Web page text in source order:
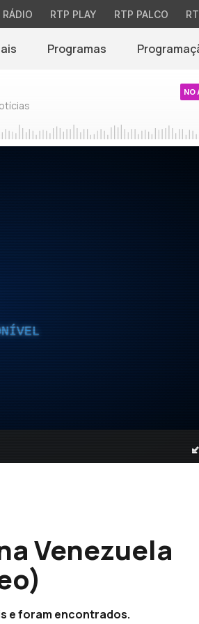
RÁDIO RTP PLAY RTP PALCO
Programas
NO
Venezuela
e foram encontrados.